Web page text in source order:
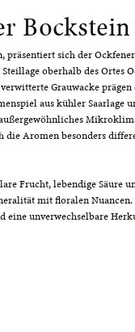
Bockstein
präsentiert sich der
oberhalb des Ortes
Grauwacke
aus kühler Saarlage
die Aromen besonders
Frucht, lebendige Säure
mit floralen
eine unverwechselbare